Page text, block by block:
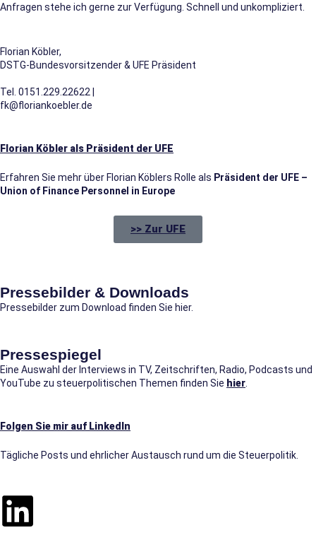
Anfragen stehe ich gerne zur Verfügung. Schnell und unkompliziert.
Florian Köbler,
DSTG-Bundesvorsitzender & UFE Präsident
Tel. 0151.229.22622 |
fk@floriankoebler.de
Florian Köbler als Präsident der UFE
Erfahren Sie mehr über Florian Köblers Rolle als Präsident der UFE –
Union of Finance Personnel in Europe
>> Zur UFE
Pressebilder & Downloads
Pressebilder zum Download finden Sie hier.
Pressespiegel
Eine Auswahl der Interviews in TV, Zeitschriften, Radio, Podcasts und
YouTube zu steuerpolitischen Themen finden Sie hier
Folgen Sie mir auf LinkedIn
Tägliche Posts und ehrlicher Austausch rund um die Steuerpolitik.